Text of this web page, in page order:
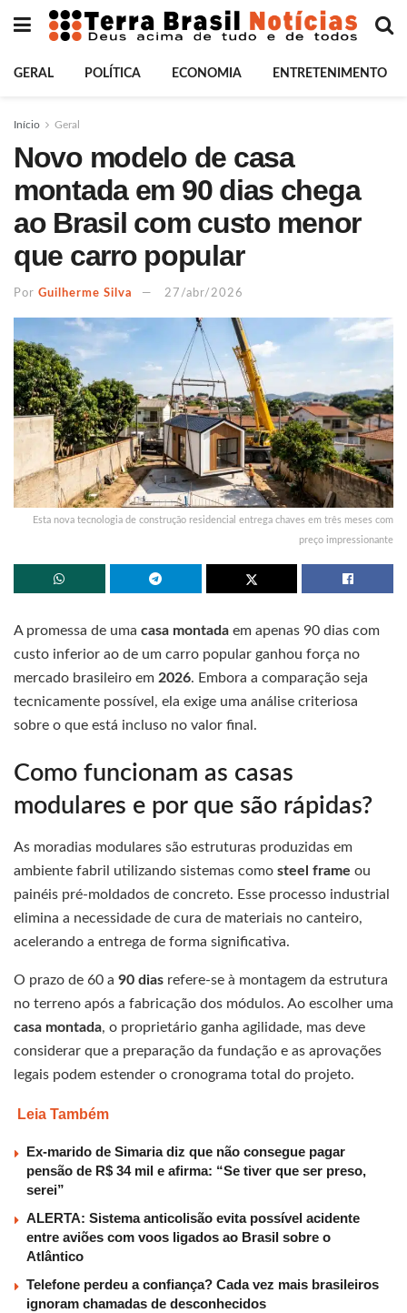
GERAL POLÍTICA ECONOMIA ENTRETENIMENTO
Início Geral
Novo modelo de casa
montada em 90 dias chega
ao Brasil com custo menor
que carro popular
Por Guilherme Silva 27/abr/2026
Esta nova tecnologia de construção residencial entrega chaves em três meses com
preço impressionante
A promessa de uma casa montada em apenas 90 dias com
custo inferior ao de um carro popular ganhou força no
mercado brasileiro em 2026. Embora a comparação seja
tecnicamente possível, ela exige uma análise criteriosa
sobre o que está incluso no valor final.
Como funcionam as casas
modulares e por que são rápidas?
As moradias modulares são estruturas produzidas em
ambiente fabril utilizando sistemas como steel frame ou
painéis pré-moldados de concreto. Esse processo industrial
elimina a necessidade de cura de materiais no canteiro,
acelerando a entrega de forma significativa.
O prazo de 60 a 90 dias refere-se à montagem da estrutura
no terreno após a fabricação dos módulos. Ao escolher uma
casa montada, o proprietário ganha agilidade, mas deve
considerar que a preparação da fundação e as aprovações
legais podem estender o cronograma total do projeto.
Leia Também
Ex-marido de Simaria diz que não consegue pagar
pensão de R$ 34 mil e afirma: “Se tiver que ser preso,
serei”
ALERTA: Sistema anticolisão evita possível acidente
entre aviões com voos ligados ao Brasil sobre o
Atlântico
Telefone perdeu a confiança? Cada vez mais brasileiros
ignoram chamadas de desconhecidos